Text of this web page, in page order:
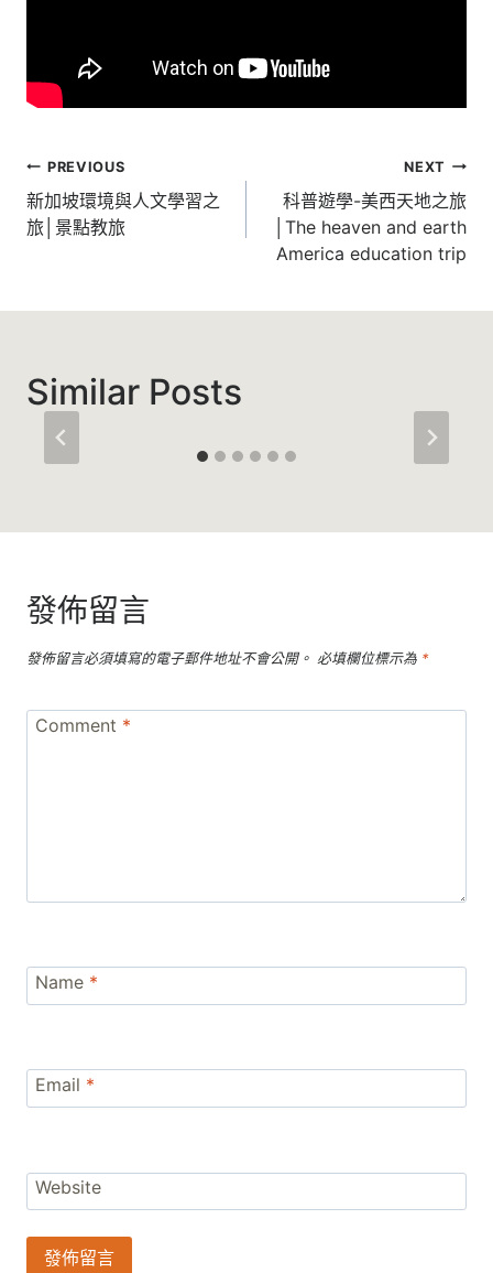
文
章
導
PREVIOUS
新加坡環境與人文學習之
旅│景點教旅
NEXT
科普遊學-美西天地之旅
│The heaven and earth
America education trip
Similar Posts
發佈留言
發佈留言必須填寫的電子郵件地址不會公開。 必填欄位標示為 *
Comment *
Name *
Email *
Website